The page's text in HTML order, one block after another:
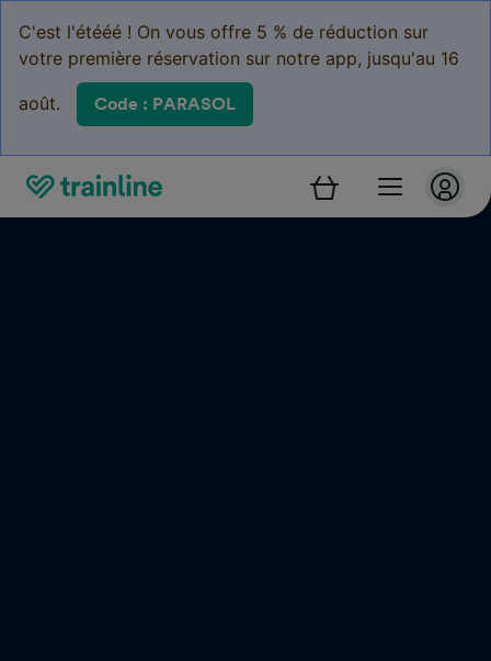
C'est l'étééé ! On vous offre 5 % de réduction sur
votre première réservation sur notre app, jusqu'au 16
août. Code : PARASOL